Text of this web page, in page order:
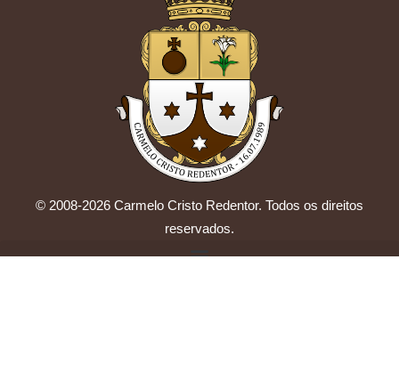
© 2008-2026 Carmelo Cristo Redentor. Todos os direitos
reservados.